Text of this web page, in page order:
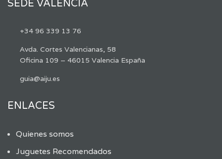
SEDE VALENCIA
+34 96 339 13 76
Avda. Cortes Valencianas, 58
Oficina 109 – 46015 Valencia España
guia@aiju.es
ENLACES
Quienes somos
Juguetes Recomendados